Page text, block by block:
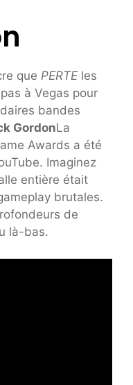
que PERTE les
à Vegas pour
bandes
GordonLa
Awards a été
Imaginez
entière était
brutales.
de
là-bas.